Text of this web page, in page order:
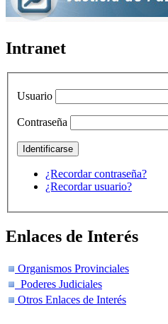
Intranet
Usuario
Contraseña
¿Recordar contraseña?
¿Recordar usuario?
Enlaces de Interés
Organismos Provinciales
Poderes Judiciales
Otros Enlaces de Interés